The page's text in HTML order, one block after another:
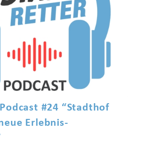
#24 “Stadthof
Erlebnis-